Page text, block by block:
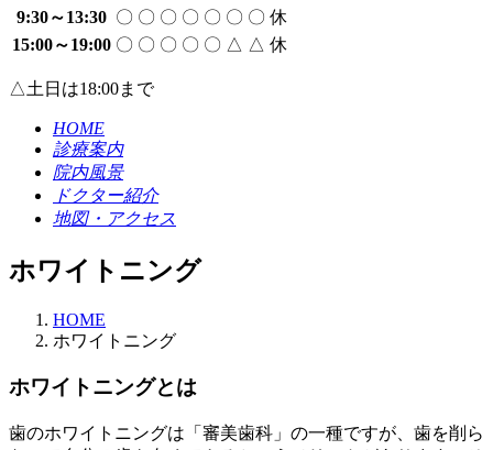
9:30～13:30 〇 〇 〇 〇 〇 〇 〇 休
15:00～19:00 〇 〇 〇 〇 〇 △ △ 休
△土日は18:00まで
HOME
診療案内
院内風景
ドクター紹介
地図・アクセス
ホワイトニング
HOME
ホワイトニング
ホワイトニングとは
歯のホワイトニングは「審美歯科」の一種ですが、歯を削ら